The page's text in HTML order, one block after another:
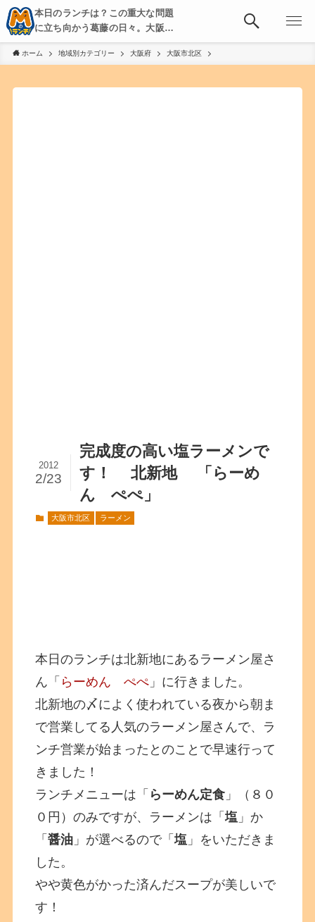
本日のランチは？この重大な問題
に立ち向かう葛藤の日々。大阪・
京都・神戸を中心とした食べ歩
き、飲み歩きを綴る。
ホーム 地域別カテゴリー 大阪府 大阪市北区
完成度の高い塩ラーメンで
す！ 北新地 「らーめ
ん ぺぺ」
2012
2/23
大阪市北区 ラーメン
本日のランチは北新地にあるラーメン屋さ
ん「 らーめん ぺぺ 」に行きました。
北新地の〆によく使われている夜から朝ま
で営業してる人気のラーメン屋さんで、ラ
ンチ営業が始まったとのことで早速行って
きました！
ランチメニューは「 らーめん定食 」（８０
０円）のみですが、ラーメンは「塩 」か
「醤油 」が選べるので「塩 」をいただきま
した。
やや黄色がかった済んだスープが美しいで
す！